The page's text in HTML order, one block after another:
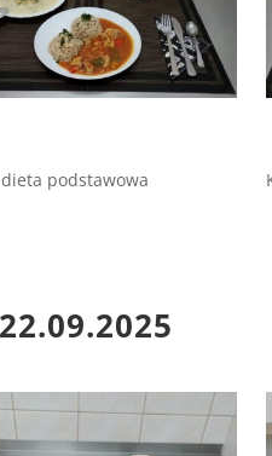
podstawowa
22.09.2025